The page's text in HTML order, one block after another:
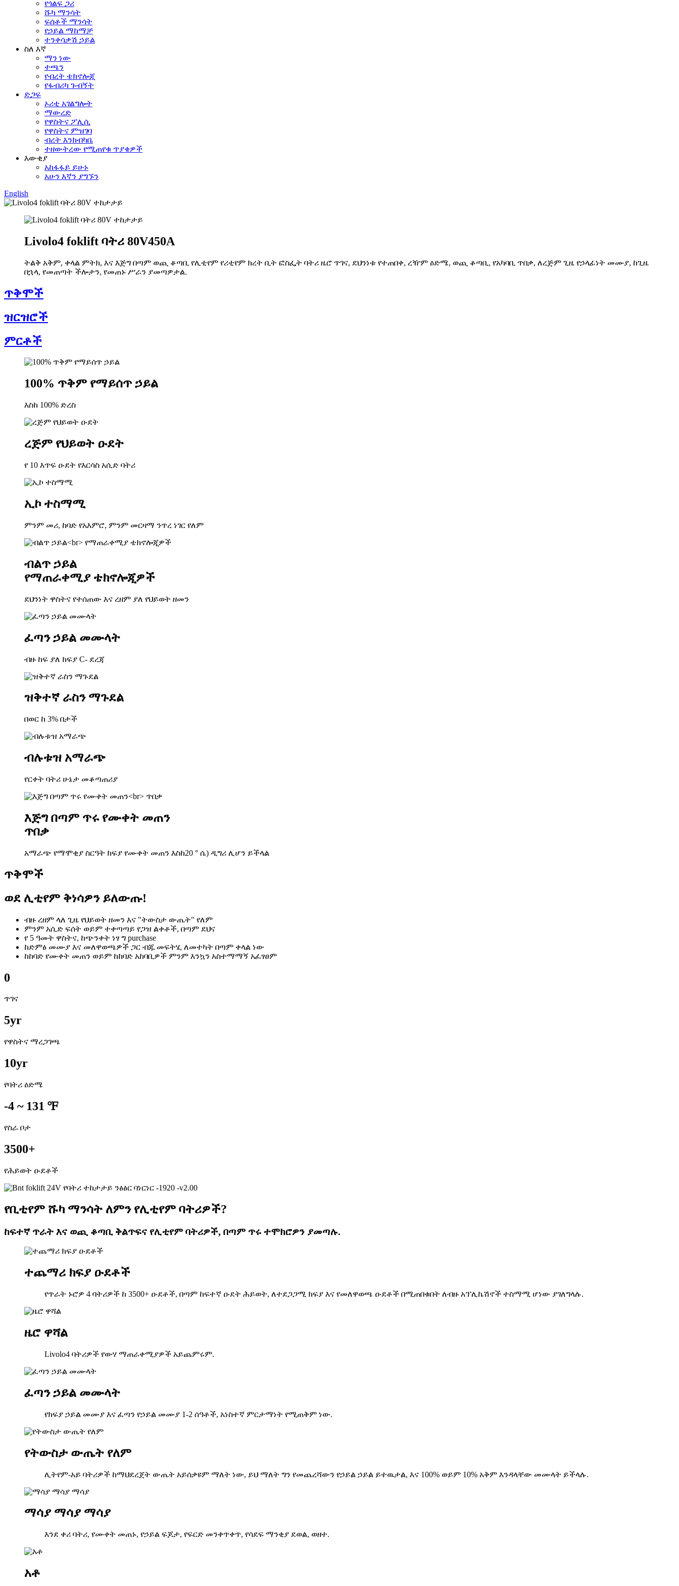
የጎልፍ ጋሪ
ሹካ ማንሳት
ፍሰቶች ማንሳት
የኃይል ማከማቻ
ተንቀሳቃሽ ኃይል
ስለ እኛ
ማን ነው
ተጫን
የብረት ቴክኖሎጂ
የፋብሪካ ጉብኝት
ድጋፍ
ኦሪቲ አገልግሎት
ማውረድ
የዋስትና ፖሊሲ
የዋስትና ምዝገባ
ብረት እንክብካቤ
ተዘውትረው የሚጠየቁ ጥያቄዎች
እውቂያ
አከፋፋይ ይሁኑ
አሁን እኛን ያግኙን
English
Livolo4 foklift ባትሪ 80V450A
ትልቅ አቅም, ቀላል ምትክ, እና እጅግ በጣም ወጪ ቆጣቢ የሊቲየም የሪቲየም ክረት ቢት ፎስፌት ባትሪ ዜሮ ጥገና, ደህንነቱ የተጠበቀ, ረዥም ዕድሜ, ወጪ ቆጣቢ, የአካባቢ ጥበቃ, ለረጅም ጊዜ የኃላፊነት መሙያ, ከጊዜ
በኋላ, የመጠጣት ችሎታን, የመጠኑ ሥራን ያመጣዎታል.
ጥቅሞች
ዝርዝሮች
ምርቶች
100% ጥቅም የማይሰጥ ኃይል
እስከ 100% ድረስ
ረጅም የህይወት ዑደት
የ 10 እጥፍ ዑደት የእርሳስ አሲድ ባትሪ
ኢኮ ተስማሚ
ምንም መሪ, ከባድ የአእምሮ, ምንም መርዛማ ንጥረ ነገር የለም
ብልጥ ኃይል
የማጠራቀሚያ ቴክኖሎጂዎች
ደህንነት ዋስትና የተሰጠው እና ረዘም ያለ የህይወት ዘመን
ፈጣን ኃይል መሙላት
ብዙ ከፍ ያለ ክፍያ C- ደረጃ
ዝቅተኛ ራስን ማጉደል
በወር ከ 3% በታች
ብሉቱዝ አማራጭ
የርቀት ባትሪ ሁኔታ መቆጣጠሪያ
እጅግ በጣም ጥሩ የሙቀት መጠን
ጥበቃ
አማራጭ የማሞቂያ ስርዓት ክፍያ የሙቀት መጠን እስከ20 ° ሴ) ዲግሪ ሊሆን ይችላል
ጥቅሞች
ወደ ሊቲየም ቅነሳዎን ይለውጡ!
ብዙ ረዘም ላለ ጊዜ የህይወት ዘመን እና "ትውስታ ውጤት" የለም
ምንም አሲድ ፍሰት ወይም ተቀጣጣይ የጋዝ ልቀቶች, በጣም ደህና
የ 5 ዓመት ዋስትና, ከጭንቀት ነፃ ግ purchase
ከድምፅ መሙያ እና መለዋወጫዎች ጋር ብጁ መፍትሄ, ለመተካት በጣም ቀላል ነው
ከከባድ የሙቀት መጠን ወይም ከከባድ አከባቢዎች ምንም እንኳን አስተማማኝ አፈፃፀም
0
ጥገና
5yr
የዋስትና ማረጋገጫ
10yr
የባትሪ ዕድሜ
-4 ~ 131 ℉
የስራ ቦታ
3500+
የሕይወት ዑደቶች
የቢቲየም ሹካ ማንሳት ለምን የሊቲየም ባትሪዎች?
ከፍተኛ ጥራት እና ወጪ ቆጣቢ ቅልጥፍና የሊቲየም ባትሪዎች, በጣም ጥሩ ተሞክሮዎን ያመጣሉ.
ተጨማሪ ክፍያ ዑደቶች
የጥራት ኑሮዎ 4 ባትሪዎች ከ 3500+ ዑደቶች, በጣም ከፍተኛ ዑደት ሕይወት, ለተደጋጋሚ ክፍያ እና የመለዋወጫ ዑደቶች በሚጠበቁበት ለብዙ አፕሊኬሽኖች ተስማሚ ሆነው ያገለግላሉ.
ዜሮ ዋሻል
Livolo4 ባትሪዎች የውሃ ማጠራቀሚያዎች አይጨምሩም.
ፈጣን ኃይል መሙላት
የክፍያ ኃይል መሙያ እና ፈጣን የኃይል መሙያ 1-2 ሰዓቶች, አነስተኛ ምርታማነት የሚጠቅም ነው.
የትውስታ ውጤት የለም
ሊትየም-አይ ባትሪዎች ከማህደረጀት ውጤት አይሰቃዩም ማለት ነው, ይህ ማለት ግን የመጨረሻውን የኃይል ኃይል ይተዉታል, እና 100% ወይም 10% አቅም እንዳላቸው መሙላት ይችላሉ.
ማሳያ ማሳያ ማሳያ
እንደ ቀሪ ባትሪ, የሙቀት መጠኑ, የኃይል ፍጆታ, የፍርድ መንቀጥቀጥ, የሳደፍ ማንቂያ ደወል, ወዘተ.
አቶ